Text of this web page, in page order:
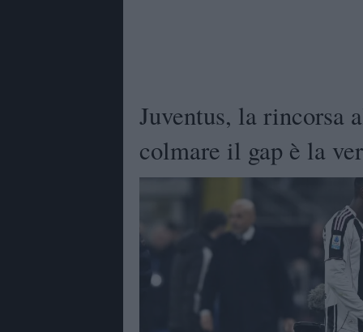
Juventus, la rincorsa
colmare il gap è la